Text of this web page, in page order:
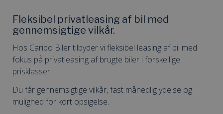
Fleksibel privatleasing af bil med
gennemsigtige vilkår.
Hos Caripo Biler tilbyder vi fleksibel leasing af bil med
fokus på privatleasing af brugte biler i forskellige
prisklasser.
Du får gennemsigtige vilkår, fast månedlig ydelse og
mulighed for kort opsigelse.